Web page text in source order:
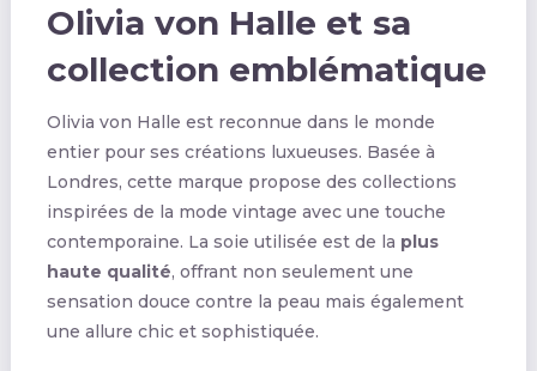
Olivia von Halle et sa
collection emblématique
Olivia von Halle est reconnue dans le monde
entier pour ses créations luxueuses. Basée à
Londres, cette marque propose des collections
inspirées de la mode vintage avec une touche
contemporaine. La soie utilisée est de la plus
haute qualité, offrant non seulement une
sensation douce contre la peau mais également
une allure chic et sophistiquée.